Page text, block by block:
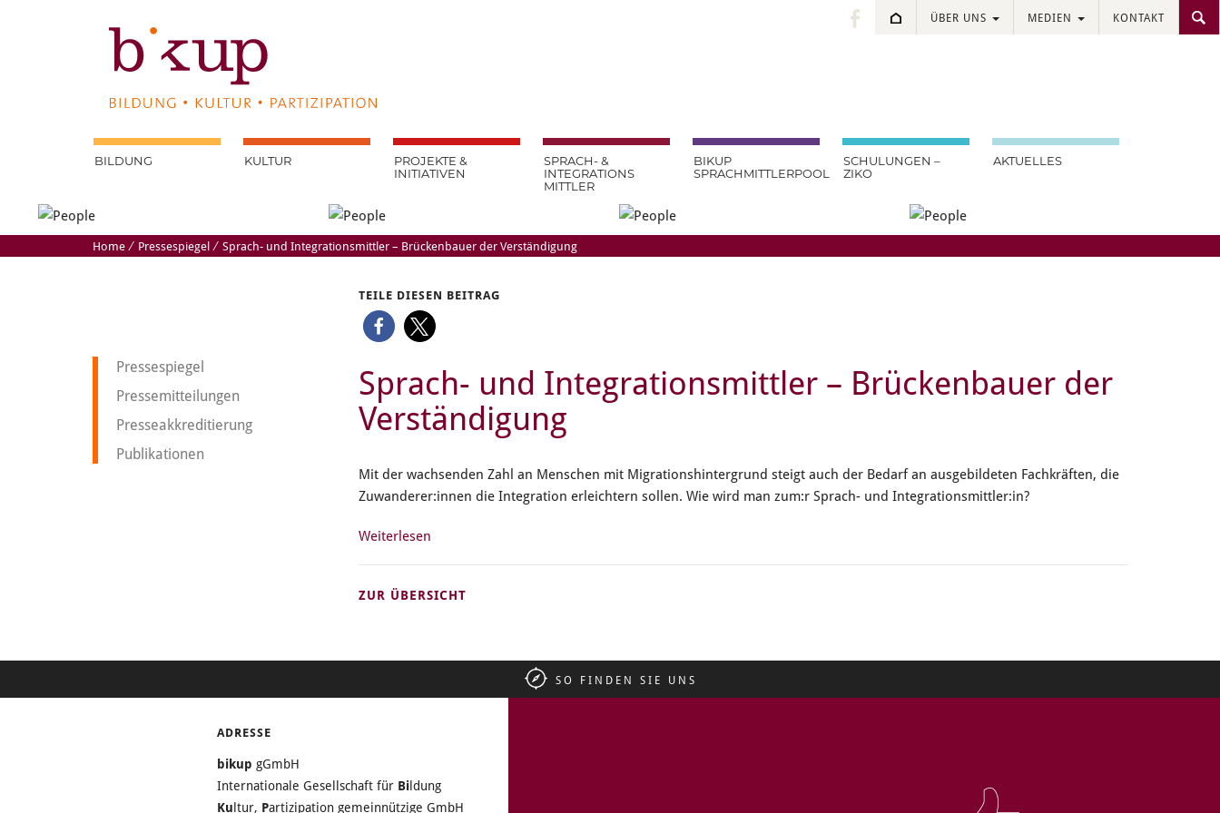
ÜBER UNS MEDIEN KONTAKT
BILDUNG KULTUR
PROJEKTE &
INITIATIVEN
SPRACH- &
INTEGRATIONS
MITTLER
BIKUP
SPRACHMITTLERPOOL
SCHULUNGEN –
ZIKO
AKTUELLES
Home⁄ Pressespiegel⁄ Sprach- und Integrationsmittler – Brückenbauer der Verständigung
Pressespiegel
Pressemitteilungen
Presseakkreditierung
Publikationen
TEILE DIESEN BEITRAG
Sprach- und Integrationsmittler – Brückenbauer der
Verständigung
Mit der wachsenden Zahl an Menschen mit Migrationshintergrund steigt auch der Bedarf an ausgebildeten Fachkräften, die
Zuwanderer:innen die Integration erleichtern sollen. Wie wird man zum:r Sprach- und Integrationsmittler:in?
Weiterlesen
ZUR ÜBERSICHT
SO FINDEN SIE UNS
ADRESSE
bikup gGmbH
Internationale Gesellschaft für Bildung
Kultur, Partizipation gemeinnützige GmbH